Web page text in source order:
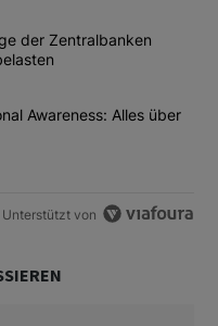
meisten kommentierten
tiefe Nachfrage der
der Zentralbanken
Calls bei Situational
Awareness: Alles über
Unterstützt von